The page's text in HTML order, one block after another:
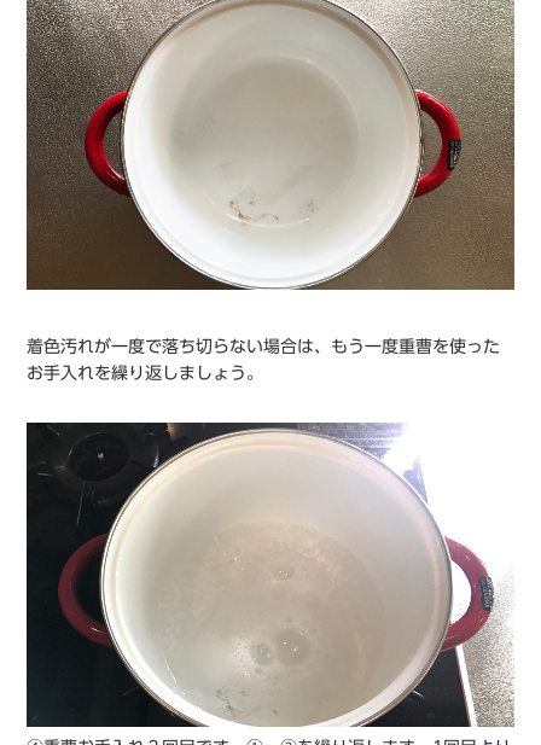
着色汚れが一度で落ち切らない場合は、もう一度重曹を使った
お手入れを繰り返しましょう。